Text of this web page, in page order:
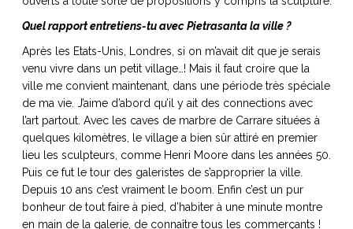
Quel rapport entretiens-tu avec Pietrasanta la ville ?
Après les Etats-Unis, Londres, si on m’avait dit que je serais
venu vivre dans un petit village…! Mais il faut croire que la
ville me convient maintenant, dans une période très spéciale
de ma vie. J’aime d’abord qu’il y ait des connections avec
l’art partout. Avec les caves de marbre de Carrare situées à
quelques kilomètres, le village a bien sûr attiré en premier
lieu les sculpteurs, comme Henri Moore dans les années 50.
Puis ce fut le tour des galeristes de s’approprier la ville.
Depuis 10 ans c’est vraiment le boom. Enfin c’est un pur
bonheur de tout faire à pied, d’habiter à une minute montre
en main de la galerie, de connaître tous les commerçants !